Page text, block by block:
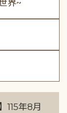
界~
115年8月